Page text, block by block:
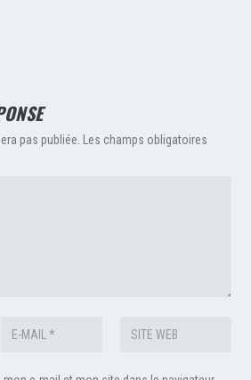
pas publiée.
Les champs obligatoires